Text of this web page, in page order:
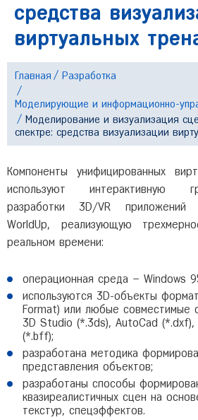
средства
виртуальных
Главная Разработка
Моделирующие и информационно-
Моделирование и визуализация
спектре: средства визуализации
Компоненты унифицированных
используют интерактивную
разработки 3D/VR приложений
WorldUp, реализующую
реальном времени:
операционная среда – Windows
используются 3D-объекты
Format) или любые совместимые
3D Studio (*.3ds), AutoCad (*.dxf),
(*.bff);
разработана методика
представления объектов;
разработаны способы
квазиреалистичных сцен на
текстур, спецэффектов.